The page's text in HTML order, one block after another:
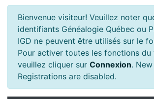
Bienvenue visiteur! Veuillez noter
identifiants Généalogie Québec ou
IGD ne peuvent être utilisés sur le
Pour activer toutes les fonctions du
veuillez cliquer sur Connexion. New
Registrations are disabled.